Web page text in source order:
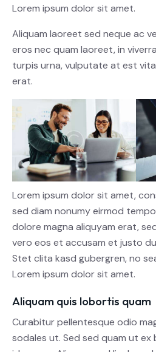
Lorem ipsum dolor sit amet.
Aliquam laoreet sed neque ac
eros nec quam laoreet, in
turpis urna, vulputate at est
erat.
Lorem ipsum dolor sit amet,
sed diam nonumy eirmod
dolore magna aliquyam erat,
vero eos et accusam et justo
Stet clita kasd gubergren, no
Lorem ipsum dolor sit amet.
Aliquam quis lobortis quam
Curabitur pellentesque odio
sodales ut. Sed sed quam ut